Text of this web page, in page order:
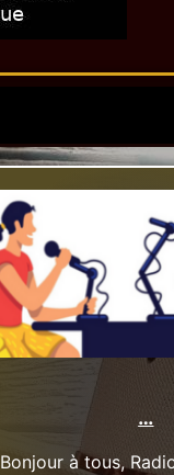
…
Bonjour à tous,